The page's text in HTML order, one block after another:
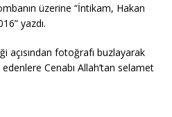
üzerine “İntikam, Hakan
yazdı.
açısından fotoğrafı buzlayarak
Cenabı Allah’tan selamet